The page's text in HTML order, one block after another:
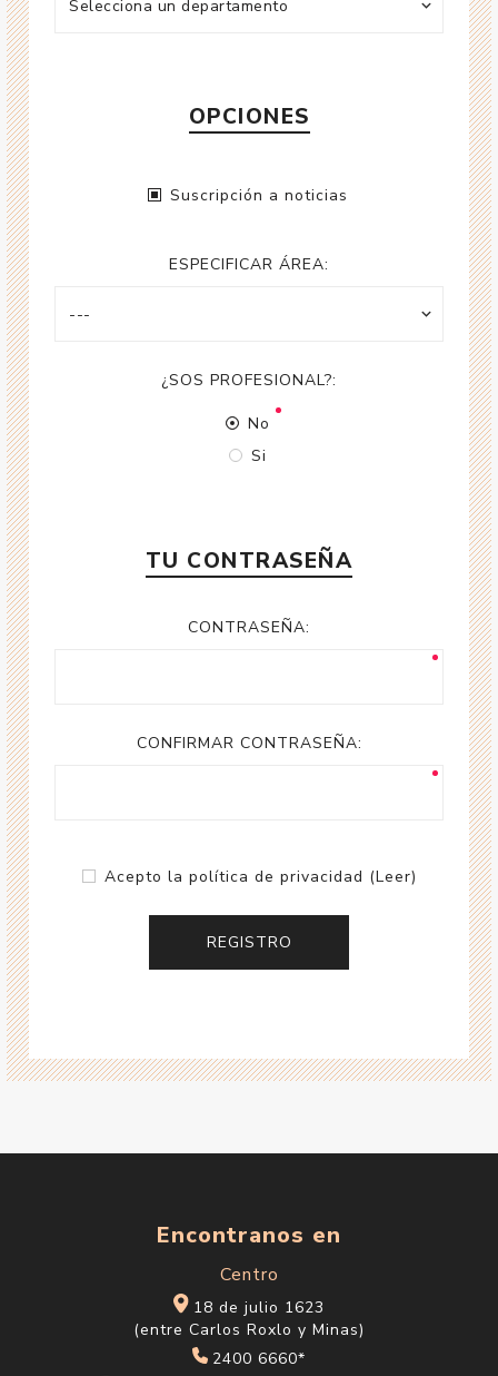
OPCIONES
Suscripción a noticias
ESPECIFICAR ÁREA:
¿SOS PROFESIONAL?:
No
Si
TU CONTRASEÑA
CONTRASEÑA:
CONFIRMAR CONTRASEÑA:
Acepto la política de privacidad (Leer)
Encontranos en
Centro
18 de julio 1623
(entre Carlos Roxlo y Minas)
2400 6660*